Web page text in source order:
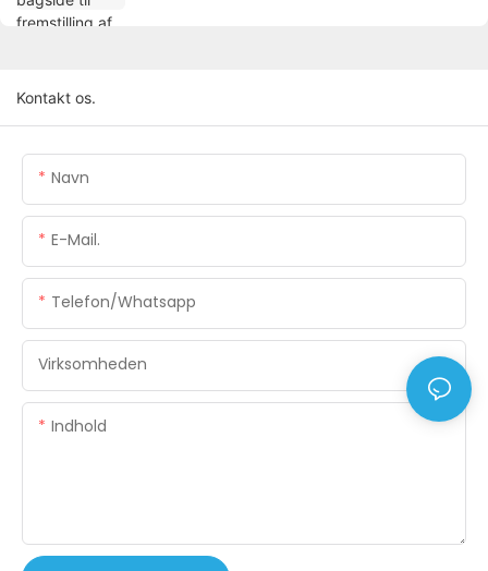
Kontakt os.
Navn
E-Mail.
Telefon/whatsapp
Virksomheden
Indhold